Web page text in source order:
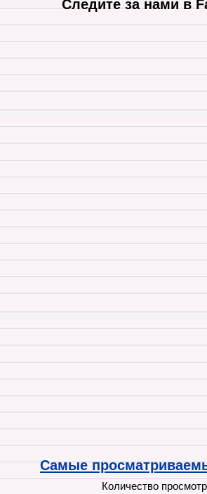
Следите за нами в
Самые
Количество